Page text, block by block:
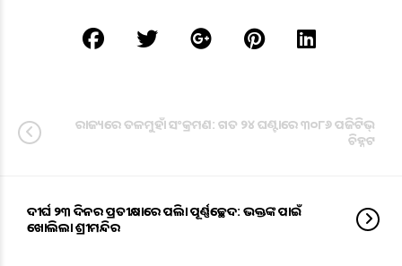
ରାଜ୍ୟରେ ତଳମୁହାଁ ସଂକ୍ରମଣ: ଗତ ୨୪ ଘଣ୍ଟାରେ ୩୦୮୬ ପଜିଟିଭ୍
ଚିହ୍ନଟ
ଦୀର୍ଘ ୨୩ ଦିନର ପ୍ରତୀକ୍ଷାରେ ପଡିଲା ପୂର୍ଣ୍ଣଚ୍ଛେଦ: ଭକ୍ତଙ୍କ ପାଇଁ
ଖୋଲିଲା ଶ୍ରୀମନ୍ଦିର